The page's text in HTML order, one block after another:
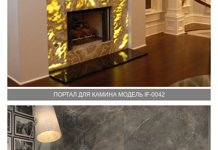
ПОРТАЛ ДЛЯ КАМИНА МОДЕЛЬ IF-0042